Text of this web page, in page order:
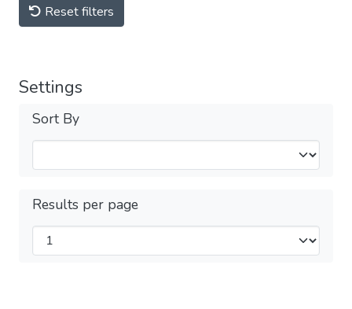
Reset filters
Settings
Sort By
Results per page